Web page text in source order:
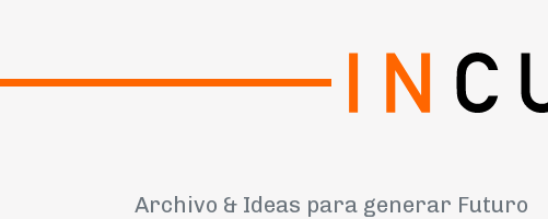
Archivo & Ideas para generar Futuro